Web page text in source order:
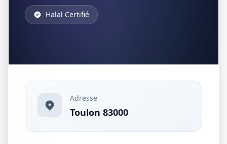
Halal Certifié
Adresse
Toulon 83000